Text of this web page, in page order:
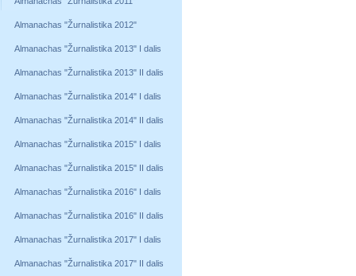
Almanachas "Žurnalistika 2012"
Almanachas "Žurnalistika 2013" I dalis
Almanachas "Žurnalistika 2013" II dalis
Almanachas "Žurnalistika 2014" I dalis
Almanachas "Žurnalistika 2014" II dalis
Almanachas "Žurnalistika 2015" I dalis
Almanachas "Žurnalistika 2015" II dalis
Almanachas "Žurnalistika 2016" I dalis
Almanachas "Žurnalistika 2016" II dalis
Almanachas "Žurnalistika 2017" I dalis
Almanachas "Žurnalistika 2017" II dalis